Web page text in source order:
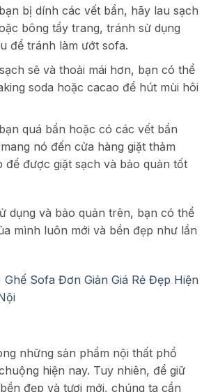
bị dính các vết bẩn, hãy lau sạch
bông tẩy trang, tránh sử dụng
để tránh làm ướt sofa.
sẽ và thoải mái hơn, bạn có thể
soda hoặc cacao để hút mùi hôi
quá bẩn hoặc có các vết bẩn
nó đến cửa hàng giặt thảm
để được giặt sạch và bảo quản tốt
dụng và bảo quản trên, bạn có thể
mình luôn mới và bền đẹp như lần
Ghế Sofa Đơn Giản Giá Rẻ Đẹp Hiện
những sản phẩm nội thất phổ
hiện nay. Tuy nhiên, để giữ
đẹp và tươi mới, chúng ta cần